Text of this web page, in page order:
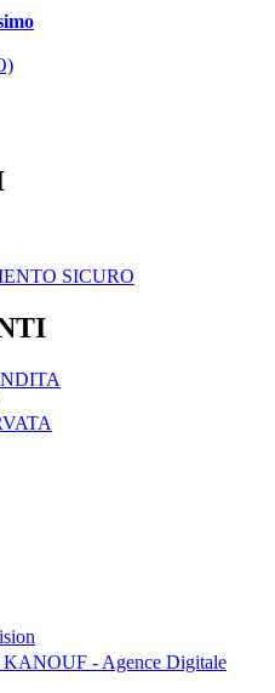
SICURO
- Agence Digitale